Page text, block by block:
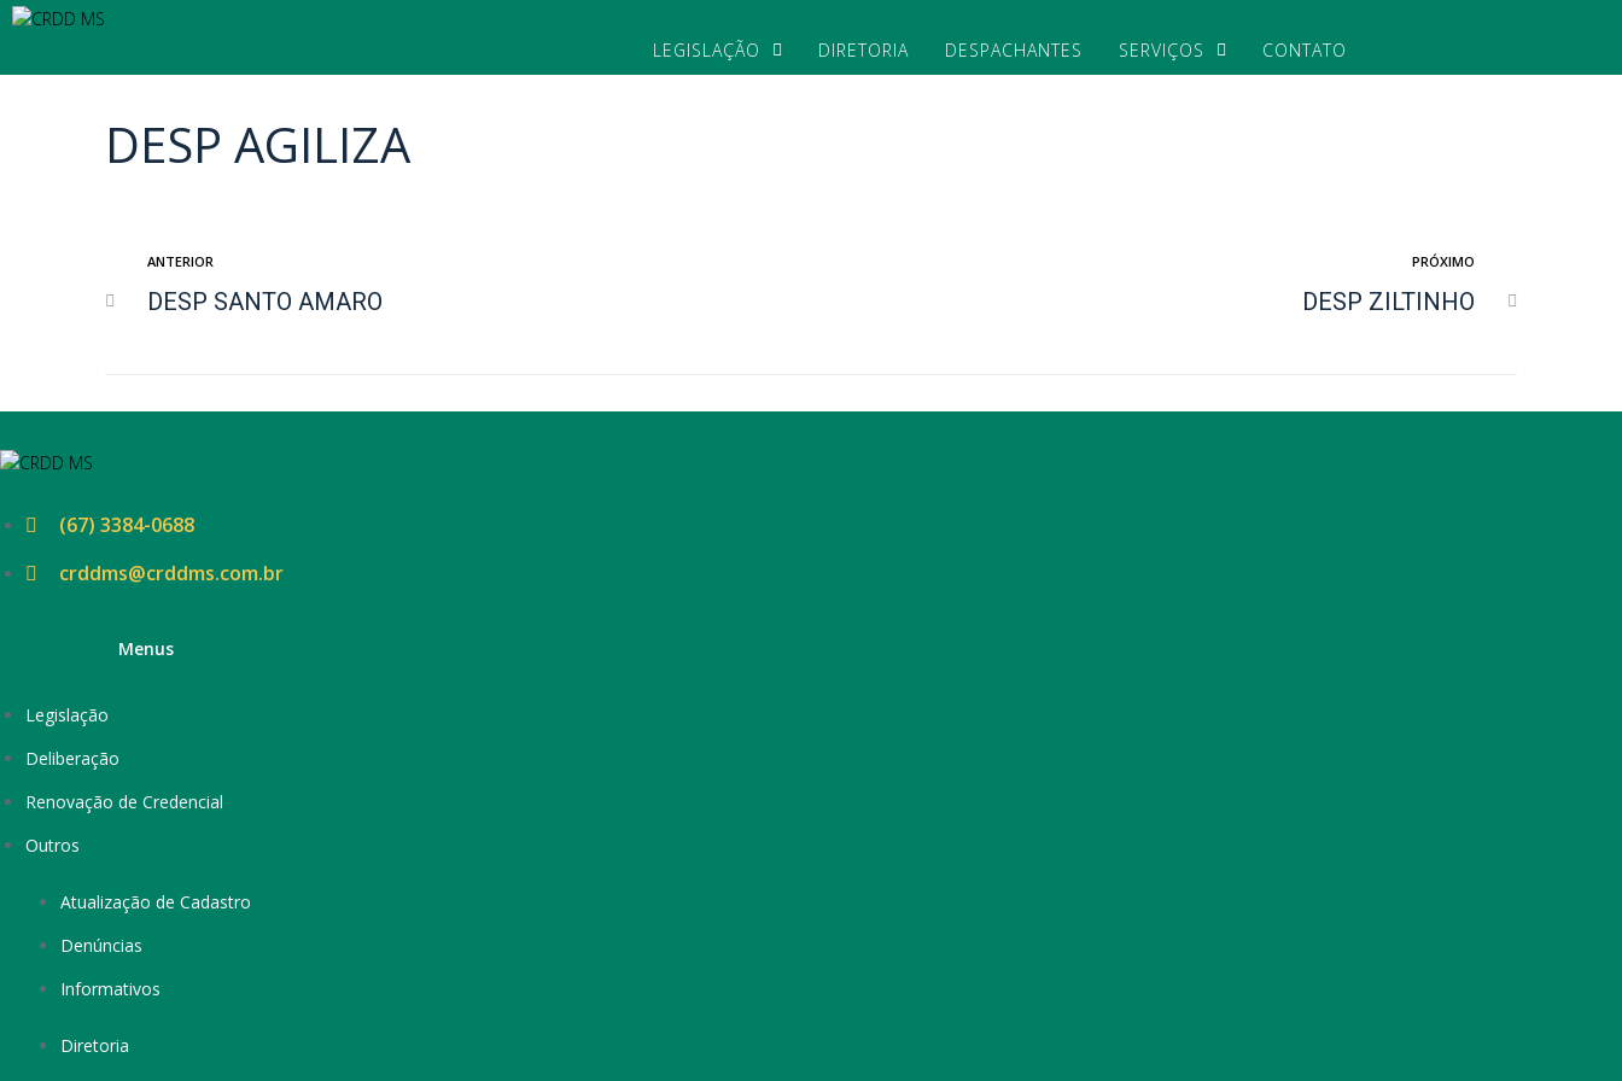
LEGISLAÇÃO DIRETORIA DESPACHANTES SERVIÇOS CONTATO
DESP AGILIZA
Navegação
Post
Anterior
ANTERIOR
DESP SANTO AMARO
PRÓXIMO
DESP ZILTINHO
(67) 3384-0688
crddms@crddms.com.br
Menus
Legislação
Deliberação
Renovação de Credencial
Outros
Atualização de Cadastro
Denúncias
Informativos
Diretoria